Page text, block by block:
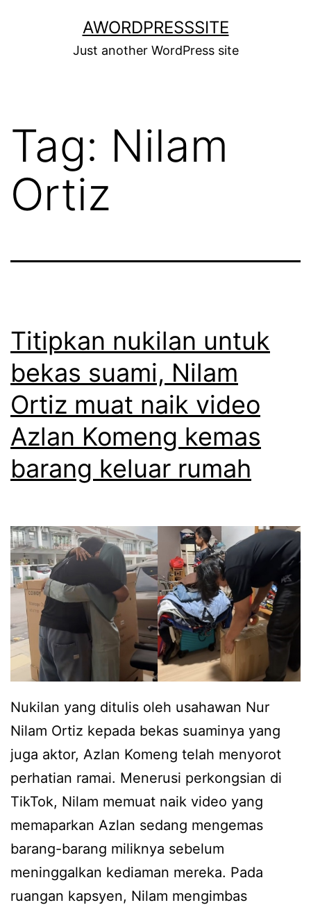
AWORDPRESSSITE
Just another WordPress site
Tag: Nilam
Ortiz
Titipkan nukilan untuk
bekas suami, Nilam
Ortiz muat naik video
Azlan Komeng kemas
barang keluar rumah
Nukilan yang ditulis oleh usahawan Nur
Nilam Ortiz kepada bekas suaminya yang
juga aktor, Azlan Komeng telah menyorot
perhatian ramai. Menerusi perkongsian di
TikTok, Nilam memuat naik video yang
memaparkan Azlan sedang mengemas
barang-barang miliknya sebelum
meninggalkan kediaman mereka. Pada
ruangan kapsyen, Nilam mengimbas